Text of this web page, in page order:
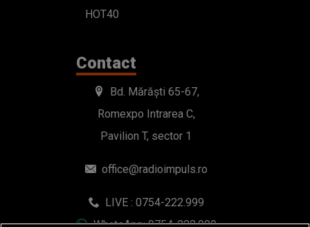
HOT40
Contact
Bd. Mărăști 65-67,
Romexpo Intrarea C,
Pavilion T, sector 1
office@radioimpuls.ro
LIVE : 0754-222.999